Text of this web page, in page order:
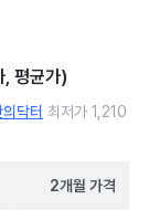
, 평균가)
닥터 최저가 1,210
2개월 가격